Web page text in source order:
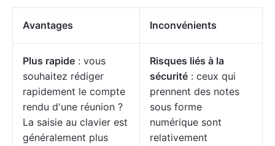
Avantages Inconvénients
Plus rapide : vous
souhaitez rédiger
rapidement le compte
rendu d'une réunion ?
La saisie au clavier est
généralement plus
Risques liés à la
sécurité : ceux qui
prennent des notes
sous forme
numérique sont
relativement